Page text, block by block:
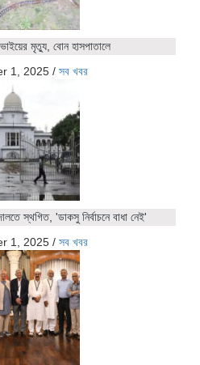
মৃত্যু, বোন হাসপাতালে
1, 2025 / সব খবর
স্থগিত, 'ডাকসু নির্বাচনে বাধা নেই'
1, 2025 / সব খবর